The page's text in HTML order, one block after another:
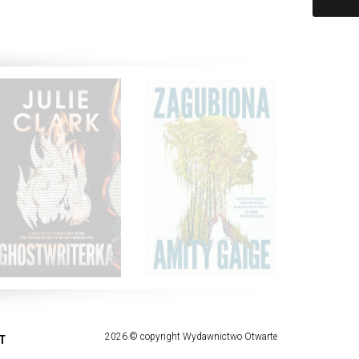
2026 © copyright Wydawnictwo Otwarte